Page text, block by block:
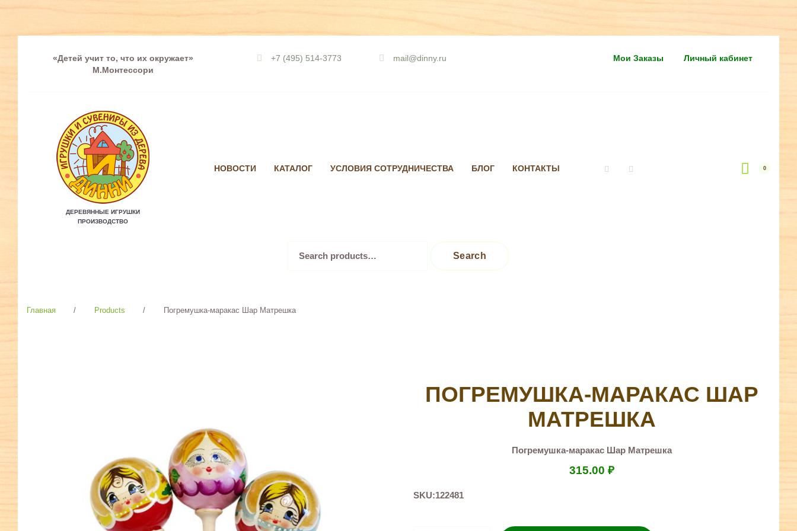
to
«Детей учит то, что их окружает»
М.Монтессори
+7 (495) 514-3773 mail@dinny.ru Мои Заказы Личный кабинет
ДЕРЕВЯННЫЕ ИГРУШКИ
ПРОИЗВОДСТВО
НОВОСТИ КАТАЛОГ УСЛОВИЯ СОТРУДНИЧЕСТВА БЛОГ КОНТАКТЫ 0
for:
Search
Главная / Products / Погремушка-маракас Шар Матрешка
ПОГРЕМУШКА-МАРАКАС ШАР
МАТРЕШКА
Погремушка-маракас Шар Матрешка
315.00₽
SKU:122481